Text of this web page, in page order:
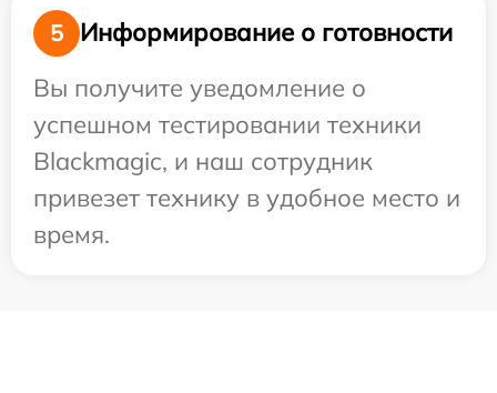
5
Информирование о готовности
Вы получите уведомление о
успешном тестировании техники
Blackmagic, и наш сотрудник
привезет технику в удобное место и
время.